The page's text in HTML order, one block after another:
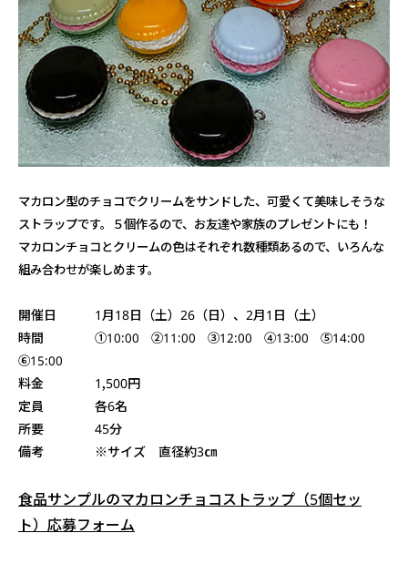
マカロン型のチョコでクリームをサンドした、可愛くて美味しそうな
ストラップです。５個作るので、お友達や家族のプレゼントにも！
マカロンチョコとクリームの色はそれぞれ数種類あるので、いろんな
組み合わせが楽しめます。
開催日 1月18日（土）26（日）、2月1日（土）
時間 ①10:00 ②11:00 ③12:00 ④13:00 ⑤14:00
⑥15:00
料金 1,500円
定員 各6名
所要 45分
備考 ※サイズ 直径約3㎝
食品サンプルのマカロンチョコストラップ（5個セッ
ト）応募フォーム